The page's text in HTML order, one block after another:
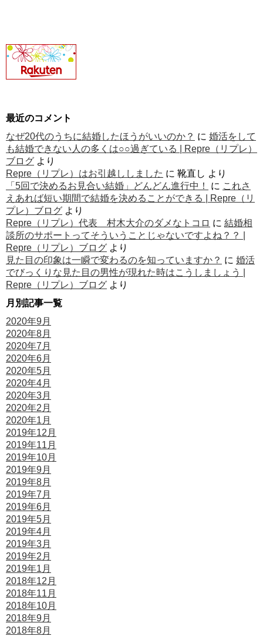
最近のコメント
なぜ20代のうちに結婚したほうがいいのか？ に 婚活をして
も結婚できない人の多くは○○過ぎている | Repre（リプレ）
ブログ より
Repre（リプレ）はお引越ししました に 靴直し より
「5回で決めるお見合い結婚」どんどん進行中！
に これさ
えあれば短い期間で結婚を決めることができる | Repre（リ
プレ）ブログ より
Repre（リプレ）代表 村木大介のダメなトコロ に 結婚相
談所のサポートってそういうことじゃないですよね？？ |
Repre（リプレ）ブログ より
見た目の印象は一瞬で変わるのを知っていますか？ に 婚活
でびっくりな見た目の男性が現れた時はこうしましょう |
Repre（リプレ）ブログ より
月別記事一覧
2020年9月
2020年8月
2020年7月
2020年6月
2020年5月
2020年4月
2020年3月
2020年2月
2020年1月
2019年12月
2019年11月
2019年10月
2019年9月
2019年8月
2019年7月
2019年6月
2019年5月
2019年4月
2019年3月
2019年2月
2019年1月
2018年12月
2018年11月
2018年10月
2018年9月
2018年8月